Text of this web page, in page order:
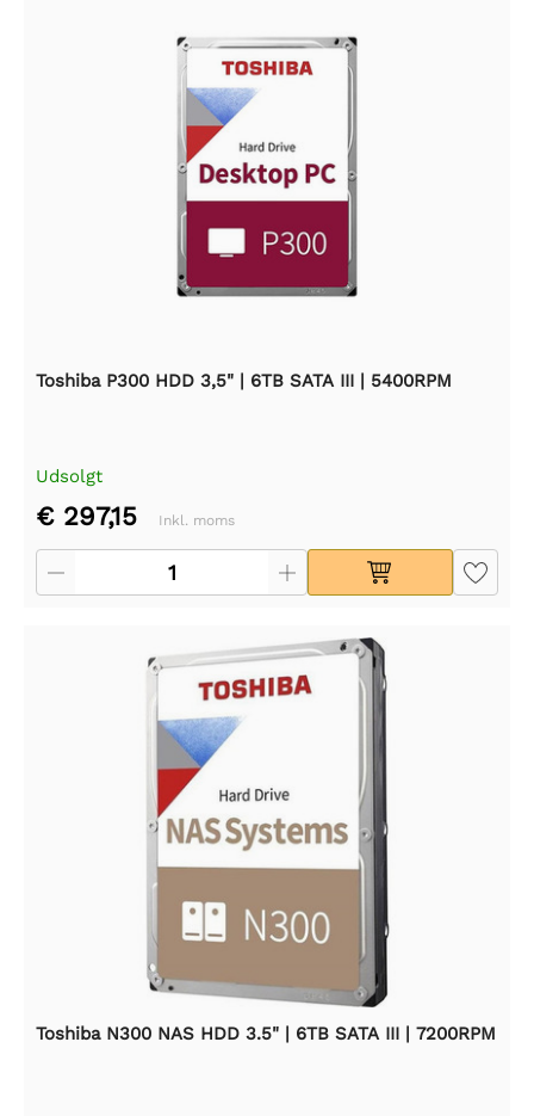
Toshiba P300 HDD 3,5" | 6TB SATA III | 5400RPM
Udsolgt
€ 297,15 Inkl. moms
Toshiba N300 NAS HDD 3.5" | 6TB SATA III | 7200RPM